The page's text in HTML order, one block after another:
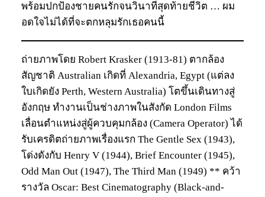
พร้อมปกป้องชายคนรักจนวินาทีสุดท้ายชีวิต … ผม
อดใจไม่ได้ที่จะตกหลุมรักเธอคนนี้
ถ่ายภาพโดย Robert Krasker (1913-81) ตากล้อง
สัญชาติ Australian เกิดที่ Alexandria, Egypt (แต่ลง
ใบเกิดยัง Perth, Western Australia) โตขึ้นเดินทางสู่
อังกฤษ ทำงานเป็นช่างภาพในสังกัด London Films
เลื่อนตำแหน่งสู่ผู้ควบคุมกล้อง (Camera Operator) ได้
รับเครดิตถ่ายภาพเรื่องแรก The Gentle Sex (1943),
โด่งดังกับ Henry V (1944), Brief Encounter (1945),
Odd Man Out (1947), The Third Man (1949) ** คว้า
รางวัล Oscar: Best Cinematography (Black-and-